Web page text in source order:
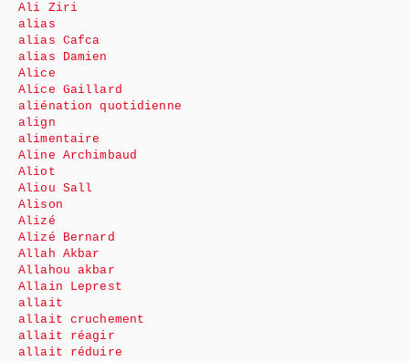
Ali Ziri
alias
alias Cafca
alias Damien
Alice
Alice Gaillard
aliénation quotidienne
align
alimentaire
Aline Archimbaud
Aliot
Aliou Sall
Alison
Alizé
Alizé Bernard
Allah Akbar
Allahou akbar
Allain Leprest
allait
allait cruchement
allait réagir
allait réduire